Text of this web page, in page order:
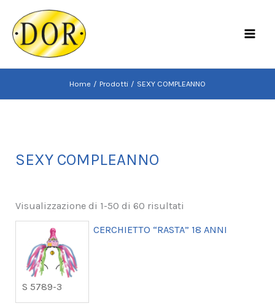
contenuto
Home Prodotti SEXY COMPLEANNO
SEXY COMPLEANNO
Visualizzazione di 1-50 di 60 risultati
S 5789-3
CERCHIETTO “RASTA” 18 ANNI